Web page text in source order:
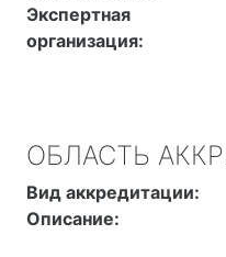
Экспертная
организация:
ОБЛАСТЬ
Вид аккредитации:
Описание: